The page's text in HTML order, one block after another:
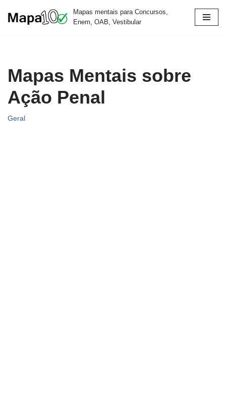
Mapas mentais para Concursos,
Enem, OAB, Vestibular
Mapas Mentais sobre
Ação Penal
Geral